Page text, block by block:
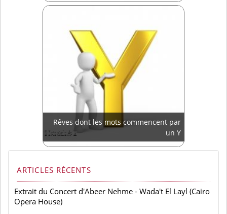
Rêves dont les mots commencent par
un Y
ARTICLES RÉCENTS
Extrait du Concert d'Abeer Nehme - Wada't El Layl (Cairo
Opera House)